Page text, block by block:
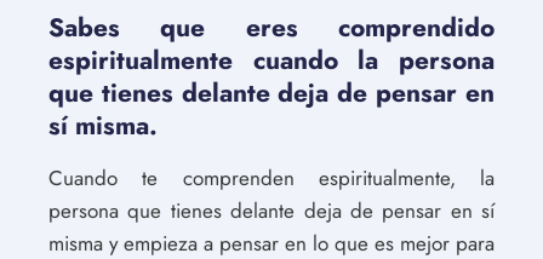
Sabes que eres comprendido
espiritualmente cuando la persona
que tienes delante deja de pensar en
sí misma.
Cuando te comprenden espiritualmente, la
persona que tienes delante deja de pensar en sí
misma y empieza a pensar en lo que es mejor para